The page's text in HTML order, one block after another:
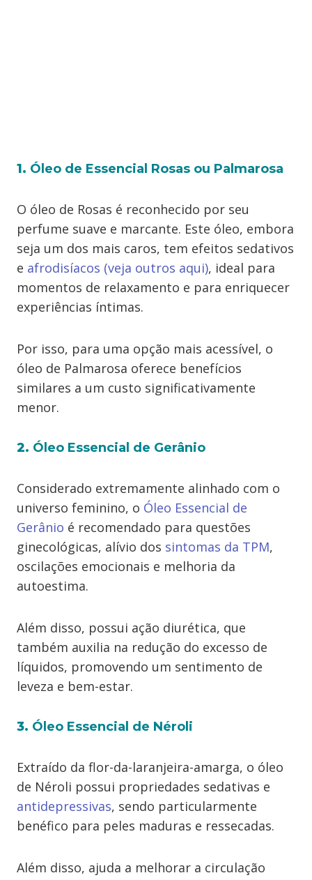
1. Óleo de Essencial Rosas ou Palmarosa
O óleo de Rosas é reconhecido por seu
perfume suave e marcante. Este óleo, embora
seja um dos mais caros, tem efeitos sedativos
e afrodisíacos (veja outros aqui), ideal para
momentos de relaxamento e para enriquecer
experiências íntimas.
Por isso, para uma opção mais acessível, o
óleo de Palmarosa oferece benefícios
similares a um custo significativamente
menor.
2. Óleo Essencial de Gerânio
Considerado extremamente alinhado com o
universo feminino, o Óleo Essencial de
Gerânio é recomendado para questões
ginecológicas, alívio dos sintomas da TPM,
oscilações emocionais e melhoria da
autoestima.
Além disso, possui ação diurética, que
também auxilia na redução do excesso de
líquidos, promovendo um sentimento de
leveza e bem-estar.
3. Óleo Essencial de Néroli
Extraído da flor-da-laranjeira-amarga, o óleo
de Néroli possui propriedades sedativas e
antidepressivas, sendo particularmente
benéfico para peles maduras e ressecadas.
Além disso, ajuda a melhorar a circulação